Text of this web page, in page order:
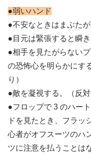
●弱いハンド
●不安なときはまぶた
●目元は緊張すると瞬
●相手を見たがらない
の恐怖心を明らかにす
り）
●敵を凝視する。（反対
●フロップで 3 のハー
ドを見たとき、フラッ
心者がオフスーツのハ
ツに注意を払うことは